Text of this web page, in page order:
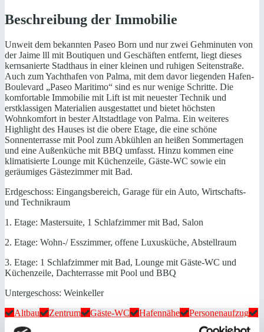
Beschreibung der Immobilie
Unweit dem bekannten Paseo Born und nur zwei Gehminuten von
der Jaime lll mit Boutiquen und Geschäften entfernt, liegt dieses
kernsanierte Stadthaus in einer kleinen und ruhigen Seitenstraße.
Auch zum Yachthafen von Palma, mit dem davor liegenden Hafen-
Boulevard „Paseo Maritimo“ sind es nur wenige Schritte. Die
komfortable Immobilie mit Lift ist mit neuester Technik und
erstklassigen Materialien ausgestattet und bietet höchsten
Wohnkomfort in bester Altstadtlage von Palma. Ein weiteres
Highlight des Hauses ist die obere Etage, die eine schöne
Sonnenterrasse mit Pool zum Abkühlen an heißen Sommertagen
und eine Außenküche mit BBQ umfasst. Hinzu kommen eine
klimatisierte Lounge mit Küchenzeile, Gäste-WC sowie ein
geräumiges Gästezimmer mit Bad.
Erdgeschoss: Eingangsbereich, Garage für ein Auto, Wirtschafts-
und Technikraum
1. Etage: Mastersuite, 1 Schlafzimmer mit Bad, Salon
2. Etage: Wohn-/ Esszimmer, offene Luxusküche, Abstellraum
3. Etage: 1 Schlafzimmer mit Bad, Lounge mit Gäste-WC und
Küchenzeile, Dachterrasse mit Pool und BBQ
Untergeschoss: Weinkeller
Altbau
Zentrum Gäste-WC Hafennähe
Personenaufzug
Fußbodenheizung